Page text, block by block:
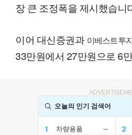
장 큰 조정폭을 제시했습니
이어 대신증권과 이베스트투
33만원에서 27만원으로 6